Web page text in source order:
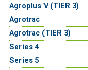
Agroplus V (TIER 3)
Agrotrac
Agrotrac (TIER 3)
Series 4
Series 5